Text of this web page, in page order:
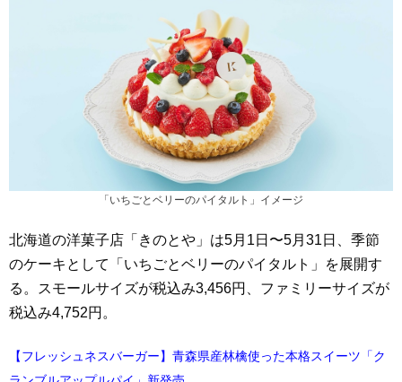
「いちごとベリーのパイタルト」イメージ
北海道の洋菓子店「きのとや」は5月1日〜5月31日、季節
のケーキとして「いちごとベリーのパイタルト」を展開す
る。スモールサイズが税込み3,456円、ファミリーサイズが
税込み4,752円。
【フレッシュネスバーガー】青森県産林檎使った本格スイーツ「ク